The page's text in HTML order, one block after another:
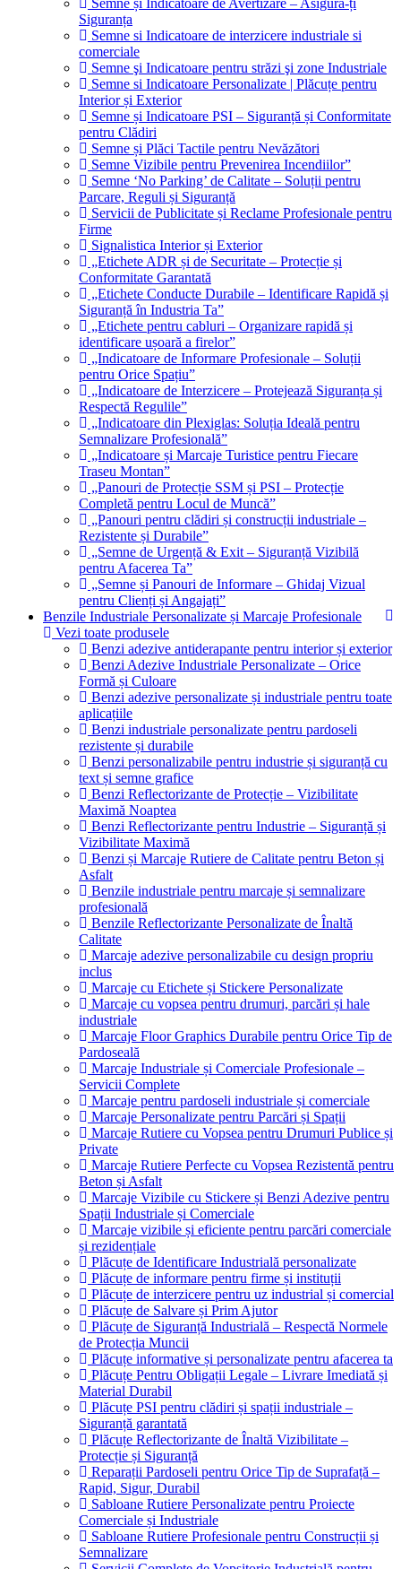
Semne și Indicatoare de Avertizare – Asigură-ți
Siguranța
Semne si Indicatoare de interzicere industriale si
comerciale
Semne şi Indicatoare pentru străzi şi zone Industriale
Semne si Indicatoare Personalizate | Plăcuțe pentru
Interior și Exterior
Semne și Indicatoare PSI – Siguranță și Conformitate
pentru Clădiri
Semne și Plăci Tactile pentru Nevăzători
Semne Vizibile pentru Prevenirea Incendiilor”
Semne ‘No Parking’ de Calitate – Soluții pentru
Parcare, Reguli și Siguranță
Servicii de Publicitate și Reclame Profesionale pentru
Firme
Signalistica Interior și Exterior
„Etichete ADR și de Securitate – Protecție și
Conformitate Garantată
„Etichete Conducte Durabile – Identificare Rapidă și
Siguranță în Industria Ta”
„Etichete pentru cabluri – Organizare rapidă și
identificare ușoară a firelor”
„Indicatoare de Informare Profesionale – Soluții
pentru Orice Spațiu”
„Indicatoare de Interzicere – Protejează Siguranța și
Respectă Regulile”
„Indicatoare din Plexiglas: Soluția Ideală pentru
Semnalizare Profesională”
„Indicatoare și Marcaje Turistice pentru Fiecare
Traseu Montan”
„Panouri de Protecție SSM și PSI – Protecție
Completă pentru Locul de Muncă”
„Panouri pentru clădiri și construcții industriale –
Rezistente și Durabile”
„Semne de Urgență & Exit – Siguranță Vizibilă
pentru Afacerea Ta”
„Semne și Panouri de Informare – Ghidaj Vizual
pentru Clienți și Angajați”
Benzile Industriale Personalizate și Marcaje Profesionale
Vezi toate produsele
Benzi adezive antiderapante pentru interior și exterior
Benzi Adezive Industriale Personalizate – Orice
Formă și Culoare
Benzi adezive personalizate și industriale pentru toate
aplicațiile
Benzi industriale personalizate pentru pardoseli
rezistente și durabile
Benzi personalizabile pentru industrie și siguranță cu
text și semne grafice
Benzi Reflectorizante de Protecție – Vizibilitate
Maximă Noaptea
Benzi Reflectorizante pentru Industrie – Siguranță și
Vizibilitate Maximă
Benzi și Marcaje Rutiere de Calitate pentru Beton și
Asfalt
Benzile industriale pentru marcaje și semnalizare
profesională
Benzile Reflectorizante Personalizate de Înaltă
Calitate
Marcaje adezive personalizabile cu design propriu
inclus
Marcaje cu Etichete și Stickere Personalizate
Marcaje cu vopsea pentru drumuri, parcări și hale
industriale
Marcaje Floor Graphics Durabile pentru Orice Tip de
Pardoseală
Marcaje Industriale și Comerciale Profesionale –
Servicii Complete
Marcaje pentru pardoseli industriale și comerciale
Marcaje Personalizate pentru Parcări și Spații
Marcaje Rutiere cu Vopsea pentru Drumuri Publice și
Private
Marcaje Rutiere Perfecte cu Vopsea Rezistentă pentru
Beton și Asfalt
Marcaje Vizibile cu Stickere și Benzi Adezive pentru
Spații Industriale și Comerciale
Marcaje vizibile și eficiente pentru parcări comerciale
și rezidențiale
Plăcuțe de Identificare Industrială personalizate
Plăcuțe de informare pentru firme și instituții
Plăcuțe de interzicere pentru uz industrial și comercial
Plăcuțe de Salvare și Prim Ajutor
Plăcuțe de Siguranță Industrială – Respectă Normele
de Protecția Muncii
Plăcuțe informative și personalizate pentru afacerea ta
Plăcuțe Pentru Obligații Legale – Livrare Imediată și
Material Durabil
Plăcuțe PSI pentru clădiri și spații industriale –
Siguranță garantată
Plăcuțe Reflectorizante de Înaltă Vizibilitate –
Protecție și Siguranță
Reparații Pardoseli pentru Orice Tip de Suprafață –
Rapid, Sigur, Durabil
Sabloane Rutiere Personalizate pentru Proiecte
Comerciale și Industriale
Sabloane Rutiere Profesionale pentru Construcții și
Semnalizare